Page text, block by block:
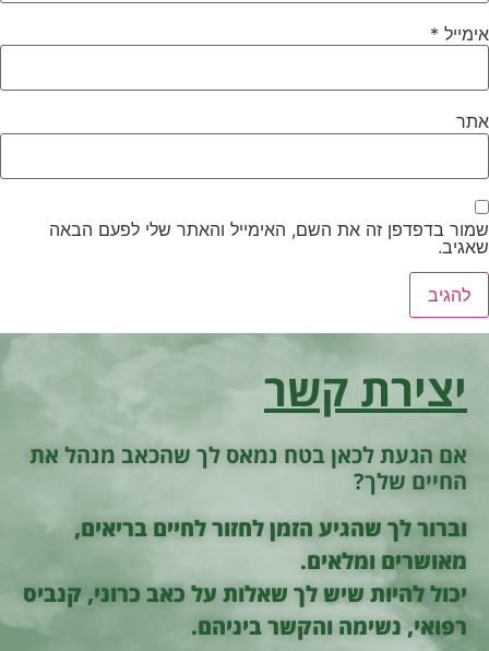
*
בדפדפן זה את השם, האימייל והאתר שלי לפעם הבאה
יצירת קשר
אם הגעת לכאן בטח נמאס לך שהכאב מנהל את
החיים שלך?
וברור לך שהגיע הזמן לחזור לחיים בריאים,
מאושרים ומלאים.
יכול להיות שיש לך שאלות על כאב כרוני, קנביס
רפואי, נשימה והקשר ביניהם.